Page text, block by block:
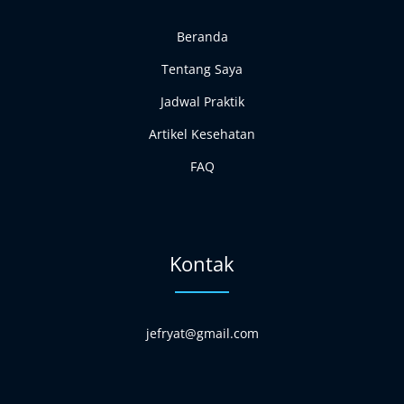
Beranda
Tentang Saya
Jadwal Praktik
Artikel Kesehatan
FAQ
Kontak
jefryat@gmail.com